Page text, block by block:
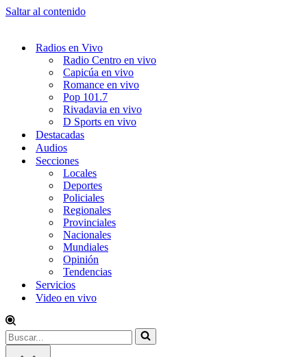
Saltar al contenido
Radios en Vivo
Radio Centro en vivo
Capicúa en vivo
Romance en vivo
Pop 101.7
Rivadavia en vivo
D Sports en vivo
Destacadas
Audios
Secciones
Locales
Deportes
Policiales
Regionales
Provinciales
Nacionales
Mundiales
Opinión
Tendencias
Servicios
Video en vivo
Buscar...